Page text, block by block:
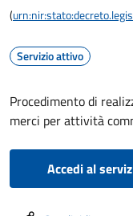
(
Servizio attivo
Procedimento di
merci per attività
Accedi al